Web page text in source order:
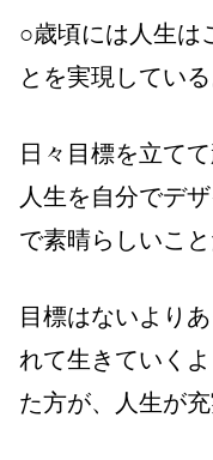
○歳頃には人生は
とを実現している
日々目標を立て
人生を自分でデ
で素晴らしいこと
目標はないより
れて生きていく
た方が、人生が